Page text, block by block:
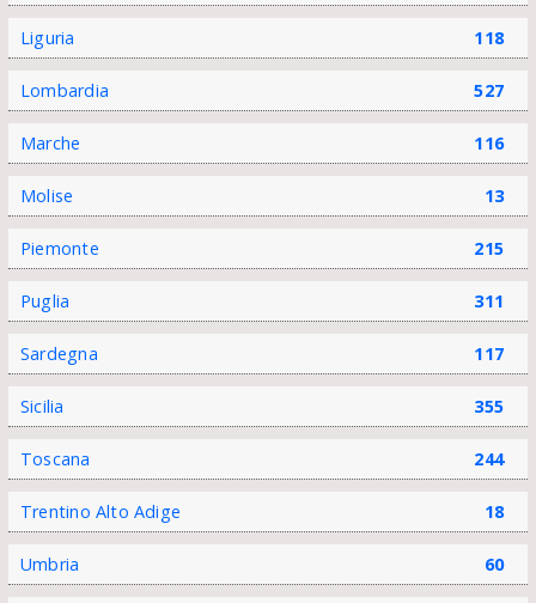
Liguria 118
Lombardia 527
Marche 116
Molise 13
Piemonte 215
Puglia 311
Sardegna 117
Sicilia 355
Toscana 244
Trentino Alto Adige 18
Umbria 60